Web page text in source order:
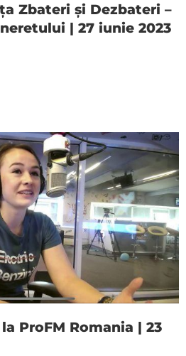
Zbateri și Dezbateri –
| 27 iunie 2023
ProFM Romania | 23